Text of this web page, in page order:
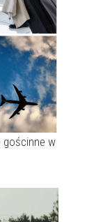
gościnne w